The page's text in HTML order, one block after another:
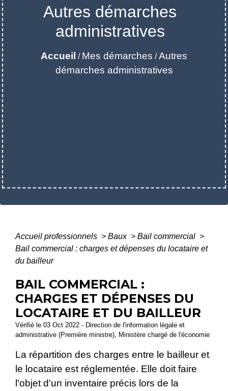
Autres démarches
administratives
Accueil / Mes démarches /Autres
démarches administratives
Accueil professionnels > Baux > Bail commercial >
Bail commercial : charges et dépenses du locataire et
du bailleur
BAIL COMMERCIAL :
CHARGES ET DÉPENSES DU
LOCATAIRE ET DU BAILLEUR
Vérifié le 03 Oct 2022 - Direction de l'information légale et
administrative (Première ministre), Ministère chargé de l'économie
La répartition des charges entre le bailleur et
le locataire est réglementée. Elle doit faire
l'objet d'un inventaire précis lors de la